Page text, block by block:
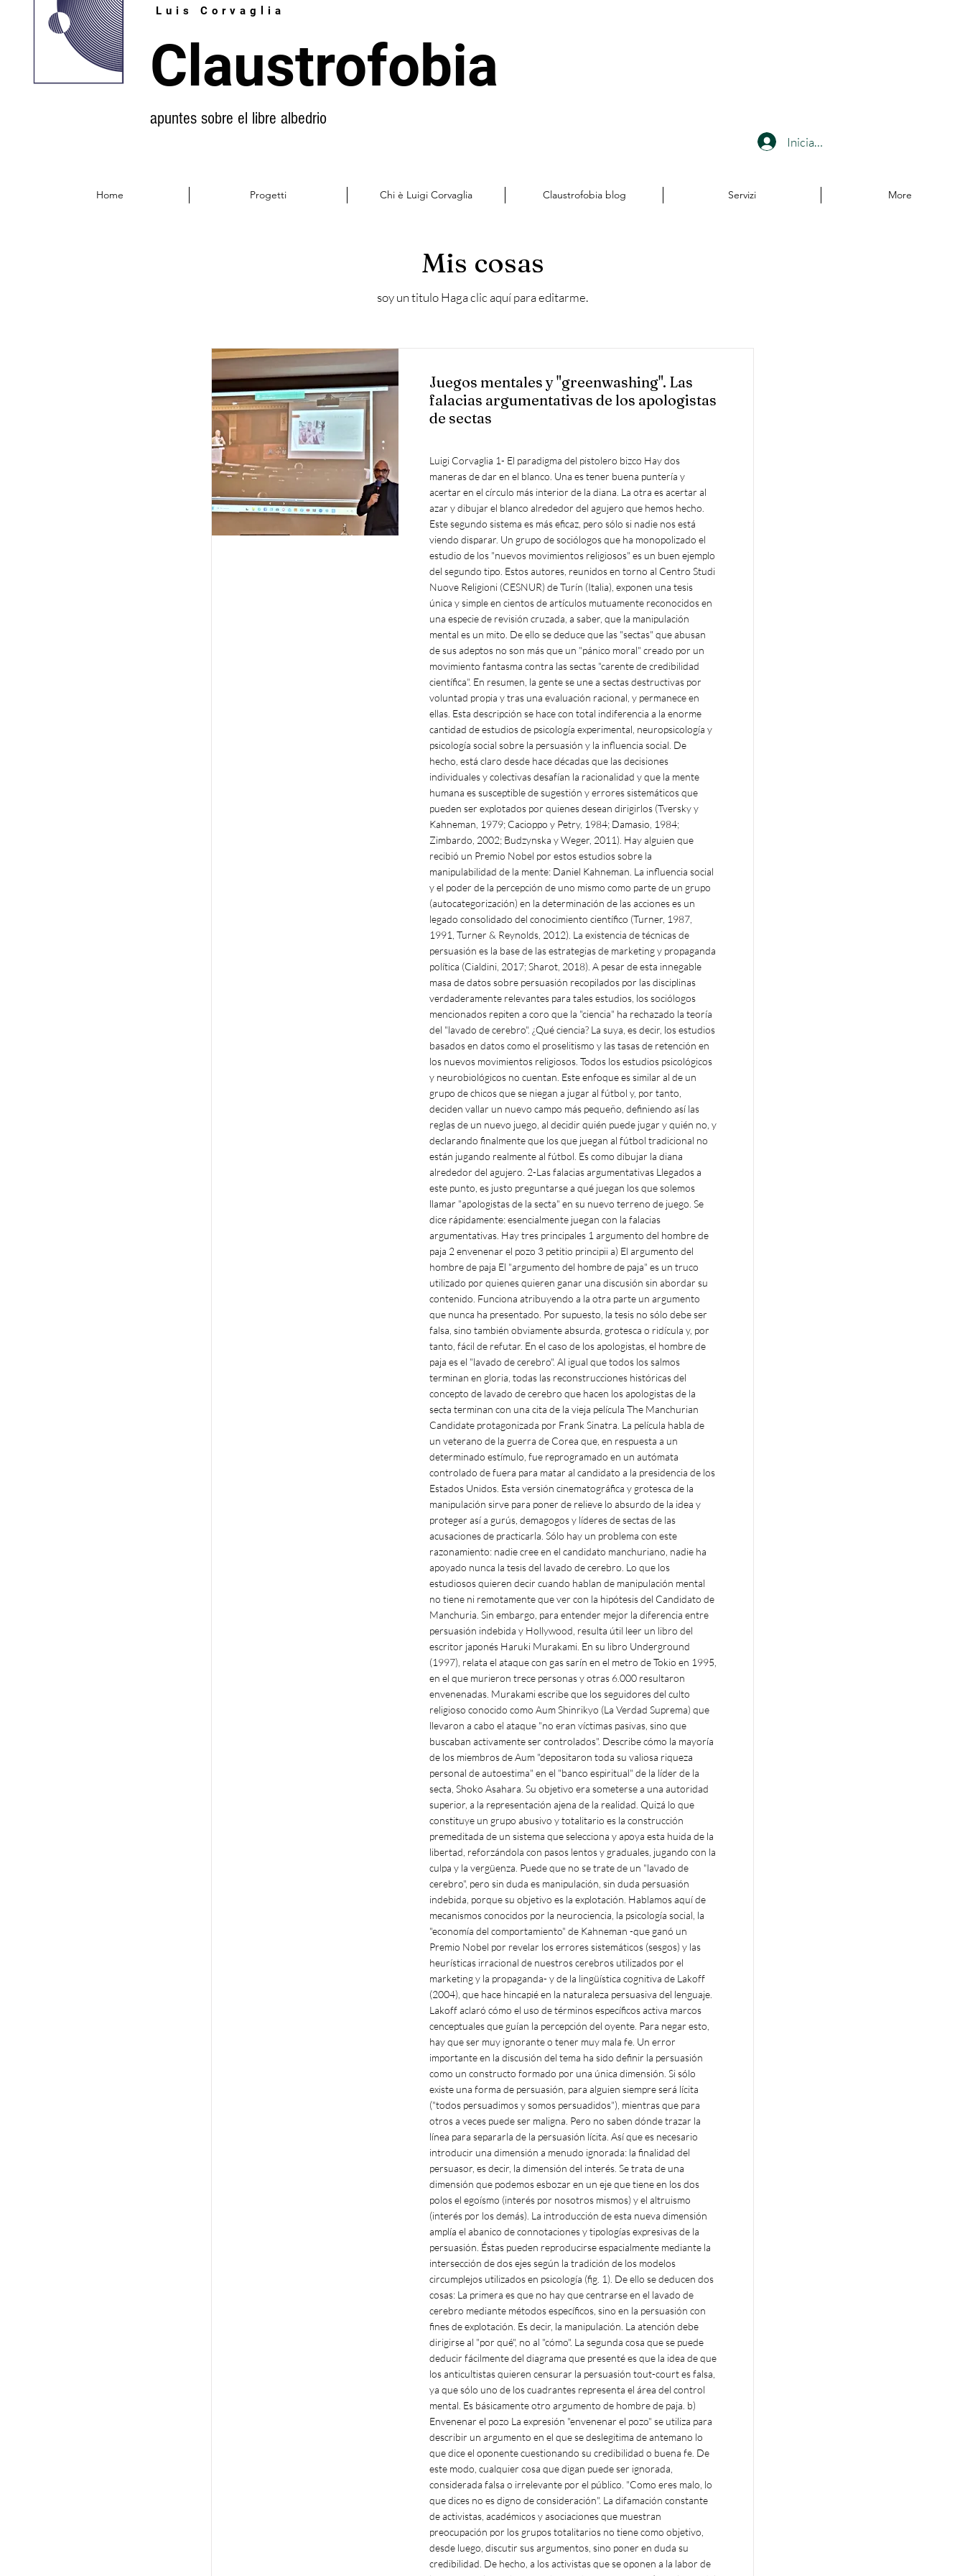
Luis Corvaglia
Claustrofobia
apuntes sobre el libre albedrio
Iniciar sesión
Home Progetti Chi è Luigi Corvaglia Claustrofobia blog Servizi More
Mis cosas
soy un titulo ​Haga clic aquí para editarme.
Juegos mentales y "greenwashing". Las
falacias argumentativas de los apologistas
de sectas
Luigi Corvaglia 1- El paradigma del pistolero bizco Hay dos maneras de dar en el blanco. Una es tener buena puntería y acertar en el círculo más interior de la diana. La otra es acertar al azar y dibujar el blanco alrededor del agujero que hemos hecho. Este segundo sistema es más eficaz, pero sólo si nadie nos está viendo disparar. Un grupo de sociólogos que ha monopolizado el estudio de los "nuevos movimientos religiosos" es un buen ejemplo del segundo tipo. Estos autores, reunidos en torno al Centro Studi Nuove Religioni (CESNUR) de Turín (Italia), exponen una tesis única y simple en cientos de artículos mutuamente reconocidos en una especie de revisión cruzada, a saber, que la manipulación mental es un mito. De ello se deduce que las "sectas" que abusan de sus adeptos no son más que un "pánico moral" creado por un movimiento fantasma contra las sectas "carente de credibilidad científica". En resumen, la gente se une a sectas destructivas por voluntad propia y tras una evaluación racional, y permanece en ellas. Esta descripción se hace con total indiferencia a la enorme cantidad de estudios de psicología experimental, neuropsicología y psicología social sobre la persuasión y la influencia social. De hecho, está claro desde hace décadas que las decisiones individuales y colectivas desafían la racionalidad y que la mente humana es susceptible de sugestión y errores sistemáticos que pueden ser explotados por quienes desean dirigirlos (Tversky y Kahneman, 1979; Cacioppo y Petry, 1984; Damasio, 1984; Zimbardo, 2002; Budzynska y Weger, 2011). Hay alguien que recibió un Premio Nobel por estos estudios sobre la manipulabilidad de la mente: Daniel Kahneman. La influencia social y el poder de la percepción de uno mismo como parte de un grupo (autocategorización) en la determinación de las acciones es un legado consolidado del conocimiento científico (Turner, 1987, 1991, Turner & Reynolds, 2012). La existencia de técnicas de persuasión es la base de las estrategias de marketing y propaganda política (Cialdini, 2017; Sharot, 2018). A pesar de esta innegable masa de datos sobre persuasión recopilados por las disciplinas verdaderamente relevantes para tales estudios, los sociólogos mencionados repiten a coro que la "ciencia" ha rechazado la teoría del "lavado de cerebro". ¿Qué ciencia? La suya, es decir, los estudios basados en datos como el proselitismo y las tasas de retención en los nuevos movimientos religiosos. Todos los estudios psicológicos y neurobiológicos no cuentan. Este enfoque es similar al de un grupo de chicos que se niegan a jugar al fútbol y, por tanto, deciden vallar un nuevo campo más pequeño, definiendo así las reglas de un nuevo juego, al decidir quién puede jugar y quién no, y declarando finalmente que los que juegan al fútbol tradicional no están jugando realmente al fútbol. Es como dibujar la diana alrededor del agujero. 2-Las falacias argumentativas Llegados a este punto, es justo preguntarse a qué juegan los que solemos llamar "apologistas de la secta" en su nuevo terreno de juego. Se dice rápidamente: esencialmente juegan con la falacias argumentativas. Hay tres principales 1 argumento del hombre de paja 2 envenenar el pozo 3 petitio principii a) El argumento del hombre de paja El "argumento del hombre de paja" es un truco utilizado por quienes quieren ganar una discusión sin abordar su contenido. Funciona atribuyendo a la otra parte un argumento que nunca ha presentado. Por supuesto, la tesis no sólo debe ser falsa, sino también obviamente absurda, grotesca o ridícula y, por tanto, fácil de refutar. En el caso de los apologistas, el hombre de paja es el "lavado de cerebro". Al igual que todos los salmos terminan en gloria, todas las reconstrucciones históricas del concepto de lavado de cerebro que hacen los apologistas de la secta terminan con una cita de la vieja película The Manchurian Candidate protagonizada por Frank Sinatra. La película habla de un veterano de la guerra de Corea que, en respuesta a un determinado estímulo, fue reprogramado en un autómata controlado de fuera para matar al candidato a la presidencia de los Estados Unidos. Esta versión cinematográfica y grotesca de la manipulación sirve para poner de relieve lo absurdo de la idea y proteger así a gurús, demagogos y líderes de sectas de las acusaciones de practicarla. Sólo hay un problema con este razonamiento: nadie cree en el candidato manchuriano, nadie ha apoyado nunca la tesis del lavado de cerebro. Lo que los estudiosos quieren decir cuando hablan de manipulación mental no tiene ni remotamente que ver con la hipótesis del Candidato de Manchuria. Sin embargo, para entender mejor la diferencia entre persuasión indebida y Hollywood, resulta útil leer un libro del escritor japonés Haruki Murakami. En su libro Underground (1997), relata el ataque con gas sarín en el metro de Tokio en 1995, en el que murieron trece personas y otras 6.000 resultaron envenenadas. Murakami escribe que los seguidores del culto religioso conocido como Aum Shinrikyo (La Verdad Suprema) que llevaron a cabo el ataque "no eran víctimas pasivas, sino que buscaban activamente ser controlados". Describe cómo la mayoría de los miembros de Aum "depositaron toda su valiosa riqueza personal de autoestima" en el "banco espiritual" de la líder de la secta, Shoko Asahara. Su objetivo era someterse a una autoridad superior, a la representación ajena de la realidad. Quizá lo que constituye un grupo abusivo y totalitario es la construcción premeditada de un sistema que selecciona y apoya esta huida de la libertad, reforzándola con pasos lentos y graduales, jugando con la culpa y la vergüenza. Puede que no se trate de un "lavado de cerebro", pero sin duda es manipulación, sin duda persuasión indebida, porque su objetivo es la explotación. Hablamos aquí de mecanismos conocidos por la neurociencia, la psicología social, la "economía del comportamiento" de Kahneman -que ganó un Premio Nobel por revelar los errores sistemáticos (sesgos) y las heurísticas irracional de nuestros cerebros utilizados por el marketing y la propaganda- y de la lingüística cognitiva de Lakoff (2004), que hace hincapié en la naturaleza persuasiva del lenguaje. Lakoff aclaró cómo el uso de términos específicos activa marcos cenceptuales que guían la percepción del oyente. Para negar esto, hay que ser muy ignorante o tener muy mala fe. Un error importante en la discusión del tema ha sido definir la persuasión como un constructo formado por una única dimensión. Si sólo existe una forma de persuasión, para alguien siempre será lícita ("todos persuadimos y somos persuadidos"), mientras que para otros a veces puede ser maligna. Pero no saben dónde trazar la línea para separarla de la persuasión lícita. Así que es necesario introducir una dimensión a menudo ignorada: la finalidad del persuasor, es decir, la dimensión del interés. Se trata de una dimensión que podemos esbozar en un eje que tiene en los dos polos el egoísmo (interés por nosotros mismos) y el altruismo (interés por los demás). La introducción de esta nueva dimensión amplía el abanico de connotaciones y tipologías expresivas de la persuasión. Éstas pueden reproducirse espacialmente mediante la intersección de dos ejes según la tradición de los modelos circumplejos utilizados en psicología (fig. 1). De ello se deducen dos cosas: La primera es que no hay que centrarse en el lavado de cerebro mediante métodos específicos, sino en la persuasión con fines de explotación. Es decir, la manipulación. La atención debe dirigirse al "por qué", no al "cómo". La segunda cosa que se puede deducir fácilmente del diagrama que presenté es que la idea de que los anticultistas quieren censurar la persuasión tout-court es falsa, ya que sólo uno de los cuadrantes representa el área del control mental. Es básicamente otro argumento de hombre de paja. b) Envenenar el pozo La expresión "envenenar el pozo" se utiliza para describir un argumento en el que se deslegitima de antemano lo que dice el oponente cuestionando su credibilidad o buena fe. De este modo, cualquier cosa que digan puede ser ignorada, considerada falsa o irrelevante por el público. "Como eres malo, lo que dices no es digno de consideración". La difamación constante de activistas, académicos y asociaciones que muestran preocupación por los grupos totalitarios no tiene como objetivo, desde luego, discutir sus argumentos, sino poner en duda su credibilidad. De hecho, a los activistas que se oponen a la labor de las sectas se les tacha sin embargo de anticientíficos (por el mito del lavado de cerebro), antiliberales (por ser hostiles a la "libertad de culto") o incluso cómplices del despotismo. Por tanto, todo lo que diga el "movimiento anti-sectas" carece de fundamento. C) Petitio principii (o "falacia de la petición de principio") La técnica más sofisticada, que incluso puede considerarse un auténtico juego mental, es la "falacia de la petición de principio" (petitio principii). Se trata de un error en el que las premisas ya contienen la afirmación de que la conclusión es verdadera. En otras palabras, la conclusión ya se da por sentada en la premisa. Massimo Introvigne (1993) nos ofrece un magnífico ejemplo de ello. Ha encontrado la forma más ingeniosa de proponer el concepto de que los anticultistas creen en un fenómeno no científico con su división en un movimiento secular anti-sectas y un movimiento religioso contra las sectas. Combina la división "secular-religioso" con una división en movimientos "racionalistas" y "post-racionalistas". Los racionalistas, según el autor, son los que creen que las "sectas" atraen a sus seguidores mediante el fraude, el engaño. El engaño no es sobrenatural, ergo es racional. Por lo tanto, habrá movimientos racionalistas anti-sectas y movimientos racionalistas contra las sectas. Introvigne escribe: Los anti-cultistas enfatizarán los rasgos seculares del fraude (por ejemplo, milagros 'falsos') y los contra-cultistas sus elementos religiosos (por ejemplo, 'ma